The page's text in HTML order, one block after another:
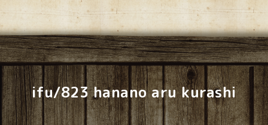
ifu/823 hanano aru kurashi